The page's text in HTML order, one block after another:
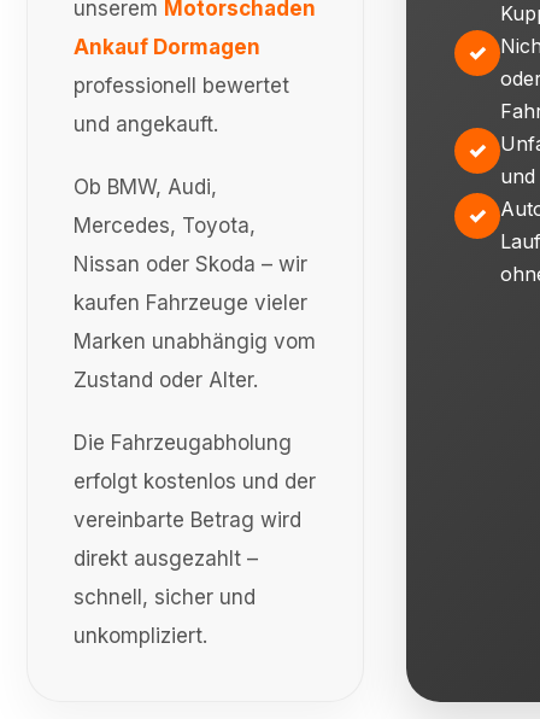
unserem Motorschaden
Ankauf Dormagen
professionell bewertet
und angekauft.
Ob BMW, Audi,
Mercedes, Toyota,
Nissan oder Skoda – wir
kaufen Fahrzeuge vieler
Marken unabhängig vom
Zustand oder Alter.
Die Fahrzeugabholung
erfolgt kostenlos und der
vereinbarte Betrag wird
direkt ausgezahlt –
schnell, sicher und
unkompliziert.
✓
✓
✓